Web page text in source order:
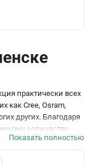
практически всех
как Cree, Osram,
других. Благодаря
количеству
схемам
накаливания.
Показать полностью